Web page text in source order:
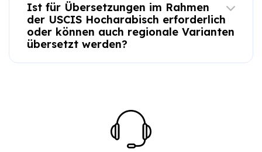
Ist für Übersetzungen im Rahmen
der USCIS Hocharabisch erforderlich
oder können auch regionale Varianten
übersetzt werden?